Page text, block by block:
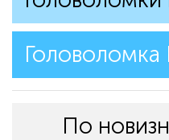
Головоломка
По